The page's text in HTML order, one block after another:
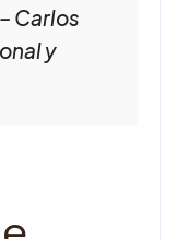
Carlos
y